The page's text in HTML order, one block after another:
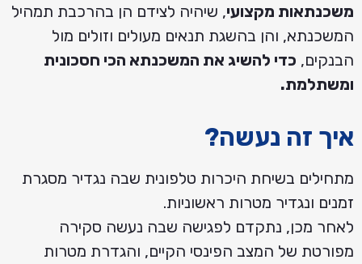
משכנתאות מקצועי, שיהיה לצידם הן בהרכבת תמהיל
המשכנתא, והן בהשגת תנאים מעולים וזולים מול
הבנקים, כדי להשיג את המשכנתא הכי חסכונית
ומשתלמת.
איך זה נעשה?
מתחילים בשיחת היכרות טלפונית שבה נגדיר מסגרת
זמנים ונגדיר מטרות ראשוניות.
לאחר מכן, נתקדם לפגישה שבה נעשה סקירה
מפורטת של המצב הפינסי הקיים, והגדרת מטרות